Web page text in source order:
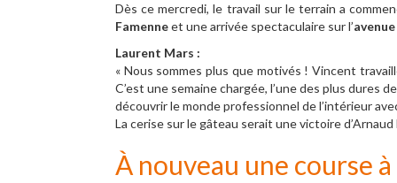
Dès ce mercredi, le travail sur le terrain a
Famenneet une arrivée spectaculaire sur l’
Laurent Mars :
« Nous sommes plus que motivés ! Vincent
C’est une semaine chargée, l’une des plus dures
découvrir le monde professionnel de l’intérieur
La cerise sur le gâteau serait une victoire d’Arnaud
À nouveau une course